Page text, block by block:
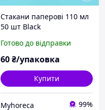
Стакани паперові 110 мл
50 шт Black
Готово до відправки
60₴/упаковка
Купити
Myhoreca 99%